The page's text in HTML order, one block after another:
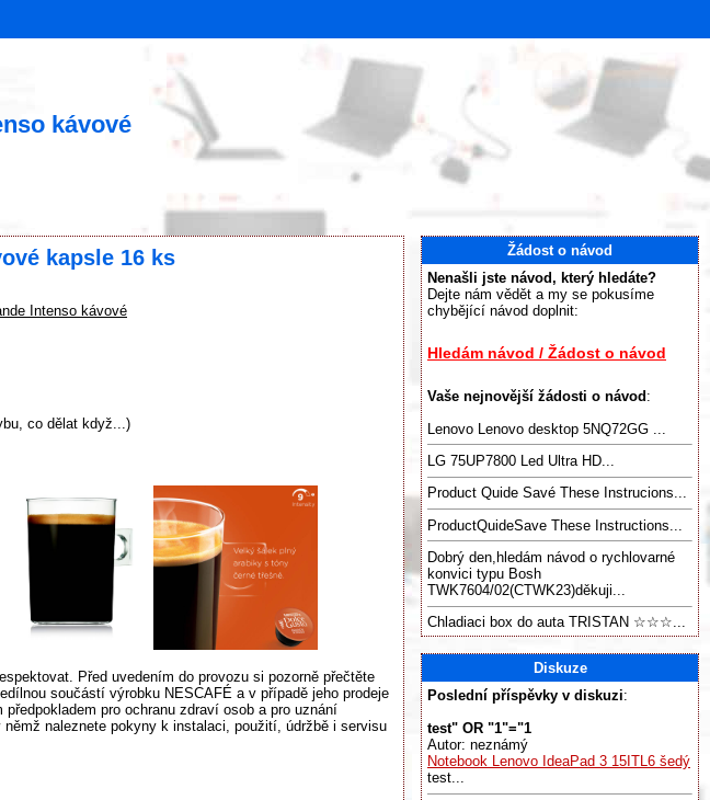
kávové
kapsle 16 ks
Intenso kávové
co dělat když...)
Před uvedením do provozu si pozorně přečtěte
součástí výrobku NESCAFÉ a v případě jeho prodeje
pro ochranu zdraví osob a pro uznání
naleznete pokyny k instalaci, použití, údržbě i servisu
Žádost o návod
Nenašli jste návod, který hledáte?
Dejte nám vědět a my se pokusíme
chybějící návod doplnit:
Hledám návod / Žádost o návod
Vaše nejnovější žádosti o návod :
Lenovo Lenovo desktop 5NQ72GG ...
LG 75UP7800 Led Ultra HD...
Product Quide Savé These Instrucions...
ProductQuideSave These Instructions...
Dobrý den,hledám návod o rychlovarné
konvici typu Bosh
TWK7604/02(CTWK23)děkuji...
Chladiaci box do auta TRISTAN ☆☆☆...
Diskuze
Poslední příspěvky v diskuzi:
test" OR "1"="1
Autor: neznámý
Notebook Lenovo IdeaPad 3 15ITL6 šedý
test...